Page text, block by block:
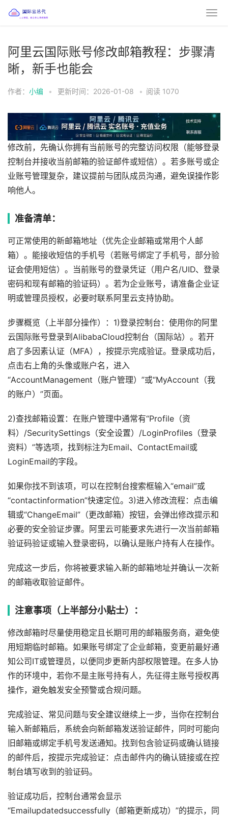
阿里云国际账号修改邮箱教程：步骤清
晰，新手也能会
作者： 小编 • 更新时间：2026-01-08 • 阅读 1070
修改前，先确认你拥有当前账号的完整访问权限（能够登录
控制台并接收当前邮箱的验证邮件或短信）。若多账号或企
业账号管理复杂，建议提前与团队成员沟通，避免误操作影
响他人。
准备清单：
可正常使用的新邮箱地址（优先企业邮箱或常用个人邮
箱）。能接收短信的手机号（若账号绑定了手机号，部分验
证会使用短信）。当前账号的登录凭证（用户名/UID、登录
密码和现有邮箱的验证码）。若为企业账号，请准备企业证
明或管理员授权，必要时联系阿里云支持协助。
步骤概览（上半部分操作）：1)登录控制台：使用你的阿里
云国际账号登录到AlibabaCloud控制台（国际站）。若开
启了多因素认证（MFA），按提示完成验证。登录成功后，
点击右上角的头像或账户名，进入
“AccountManagement（账户管理）”或“MyAccount（我
的账户）”页面。
2)查找邮箱设置：在账户管理中通常有“Profile（资
料）/SecuritySettings（安全设置）/LoginProfiles（登录
资料）”等选项，找到标注为Email、ContactEmail或
LoginEmail的字段。
如果你找不到该项，可以在控制台搜索框输入“email”或
“contactinformation”快速定位。3)进入修改流程：点击编
辑或“ChangeEmail”（更改邮箱）按钮，会弹出修改提示和
必要的安全验证步骤。阿里云可能要求先进行一次当前邮箱
验证码验证或输入登录密码，以确认是账户持有人在操作。
完成这一步后，你将被要求输入新的邮箱地址并确认一次新
的邮箱收取验证邮件。
注意事项（上半部分小贴士）：
修改邮箱时尽量使用稳定且长期可用的邮箱服务商，避免使
用短期临时邮箱。如果账号绑定了企业邮箱，变更前最好通
知公司IT或管理员，以便同步更新内部权限管理。在多人协
作的环境中，若你不是主账号持有人，先征得主账号授权再
操作，避免触发安全预警或合规问题。
完成验证、常见问题与安全建议继续上一步，当你在控制台
输入新邮箱后，系统会向新邮箱发送验证邮件，同时可能向
旧邮箱或绑定手机号发送通知。找到包含验证码或确认链接
的邮件后，按提示完成验证：点击邮件内的确认链接或在控
制台填写收到的验证码。
验证成功后，控制台通常会显示
“Emailupdatedsuccessfully（邮箱更新成功）”的提示，同